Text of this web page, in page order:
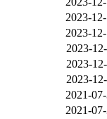
2023-
2023-
2023-
2023-
2023-
2021-
2021-